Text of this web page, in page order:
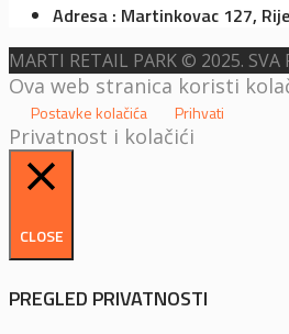
Adresa : Martinkovac 127,
MARTI RETAIL PARK © 2025. SVA
Ova web stranica koristi
Postavke kolačića
Prihvati
Privatnost i kolačići
CLOSE
PREGLED PRIVATNOSTI